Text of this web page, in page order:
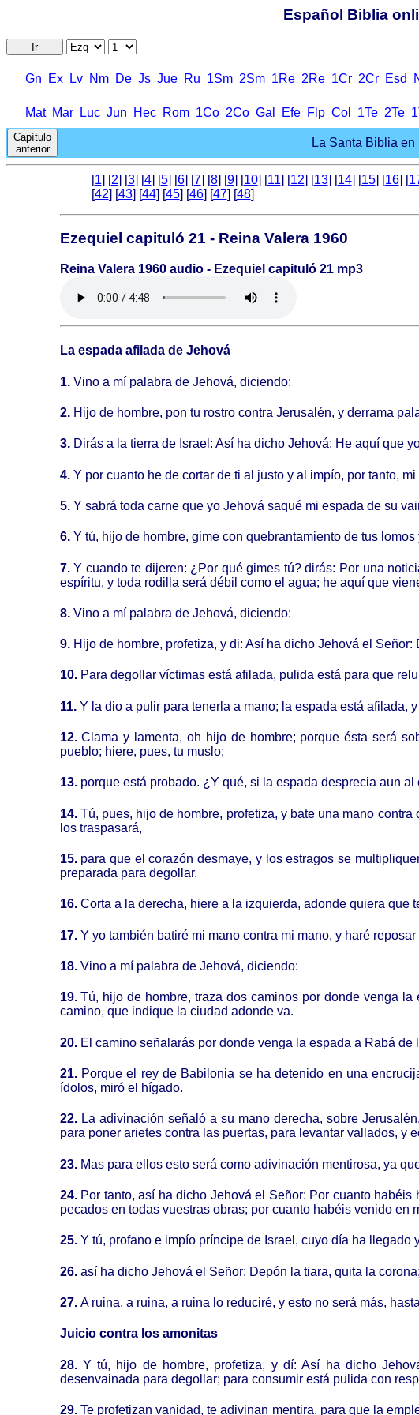
Español Biblia
Ir
Gn Ex Lv Nm De Js Jue Ru 1Sm 2Sm 1Re 2Re 1Cr 2Cr Еsd
Mat Mar Luc Jun Hec Rom 1Co 2Co Gal Efe Flp Col 1Te 2Te
Capítulo
anterior
La Santa Biblia
[1] [2] [3] [4] [5] [6] [7] [8] [9] [10] [11] [12] [13] [14] [15] [16] [
[42] [43] [44] [45] [46] [47] [48]
Ezequiel capituló 21 - Reina Valera 1960
Reina Valera 1960 audio - Ezequiel capituló 21 mp3
La espada afilada de Jehová
1. Vino a mí palabra de Jehová, diciendo:
2. Hijo de hombre, pon tu rostro contra Jerusalén, y derrama
3. Dirás a la tierra de Israel: Así ha dicho Jehová: He aquí que
4. Y por cuanto he de cortar de ti al justo y al impío, por tanto,
5. Y sabrá toda carne que yo Jehová saqué mi espada de su
6. Y tú, hijo de hombre, gime con quebrantamiento de tus
7.Y cuando te dijeren: ¿Por qué gimes tú? dirás: Por una
espíritu, y toda rodilla será débil como el agua; he aquí que
8. Vino a mí palabra de Jehová, diciendo:
9. Hijo de hombre, profetiza, y di: Así ha dicho Jehová el
10. Para degollar víctimas está afilada, pulida está para que
11. Y la dio a pulir para tenerla a mano; la espada está afilada,
12.Clama y lamenta, oh hijo de hombre; porque ésta será
pueblo; hiere, pues, tu muslo;
13. porque está probado. ¿Y qué, si la espada desprecia aun
14. Tú, pues, hijo de hombre, profetiza, y bate una mano
los traspasará,
15. para que el corazón desmaye, y los estragos se
preparada para degollar.
16. Corta a la derecha, hiere a la izquierda, adonde quiera que
17. Y yo también batiré mi mano contra mi mano, y haré
18. Vino a mí palabra de Jehová, diciendo:
19.Tú, hijo de hombre, traza dos caminos por donde venga
camino, que indique la ciudad adonde va.
20. El camino señalarás por donde venga la espada a Rabá
21. Porque el rey de Babilonia se ha detenido en una
ídolos, miró el hígado.
22. La adivinación señaló a su mano derecha, sobre
para poner arietes contra las puertas, para levantar vallados, y
23. Mas para ellos esto será como adivinación mentirosa, ya
24. Por tanto, así ha dicho Jehová el Señor: Por cuanto
pecados en todas vuestras obras; por cuanto habéis venido en
25. Y tú, profano e impío príncipe de Israel, cuyo día ha
26. así ha dicho Jehová el Señor: Depón la tiara, quita la
27. A ruina, a ruina, a ruina lo reduciré, y esto no será más,
Juicio contra los amonitas
28. Y tú, hijo de hombre, profetiza, y dí: Así ha dicho
desenvainada para degollar; para consumir está pulida con
29. Te profetizan vanidad, te adivinan mentira, para que la